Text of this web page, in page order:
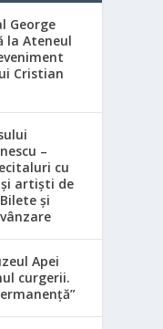
George
la Ateneul
Cristian
–
cu
artiști de
și
Apei
curgerii.